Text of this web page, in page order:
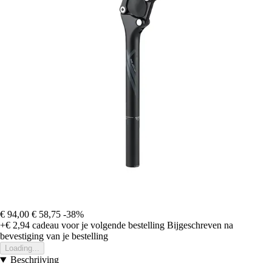
€ 94,00 € 58,75 -38%
+€ 2,94 cadeau voor je volgende bestelling Bijgeschreven na
bevestiging van je bestelling
Loading...
Beschrijving